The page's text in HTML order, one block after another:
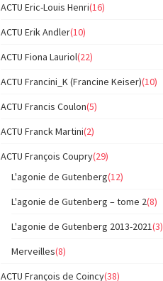
ACTU Eric-Louis Henri(16)
ACTU Erik Andler(10)
ACTU Fiona Lauriol(22)
ACTU Francini_K (Francine Keiser)(10)
ACTU Francis Coulon(5)
ACTU Franck Martini(2)
ACTU François Coupry(29)
L'agonie de Gutenberg(12)
L'agonie de Gutenberg – tome 2(8)
L'agonie de Gutenberg 2013-2021(3)
Merveilles(8)
ACTU François de Coincy(38)